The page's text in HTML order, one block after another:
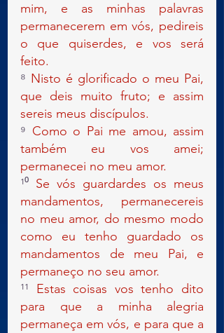
mim, e as minhas palavras
permanecerem em vós, pedireis
o que quiserdes, e vos será
feito.
⁸ Nisto é glorificado o meu Pai,
que deis muito fruto; e assim
sereis meus discípulos.
⁹ Como o Pai me amou, assim
também eu vos amei;
permanecei no meu amor.
¹⁰ Se vós guardardes os meus
mandamentos, permanecereis
no meu amor, do mesmo modo
como eu tenho guardado os
mandamentos de meu Pai, e
permaneço no seu amor.
¹¹ Estas coisas vos tenho dito
para que a minha alegria
permaneça em vós, e para que a